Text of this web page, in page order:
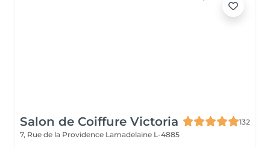
Salon de Coiffure Victoria
132
7, Rue de la Providence Lamadelaine L-4885